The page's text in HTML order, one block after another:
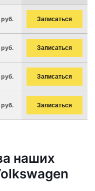
руб. Записаться
руб. Записаться
руб. Записаться
руб. Записаться
наших